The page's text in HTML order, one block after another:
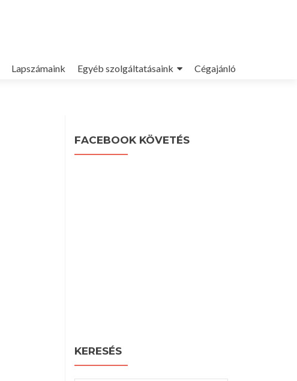
Lapszámaink Egyéb szolgáltatásaink Cégajánló
FACEBOOK KÖVETÉS
KERESÉS